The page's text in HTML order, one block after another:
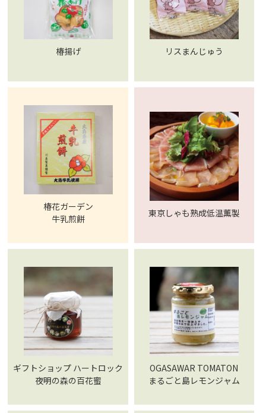
椿揚げ リスまんじゅう
椿花ガーデン
牛乳煎餅
東京しゃも熟成低温薫製
ギフトショップ ハートロック
夜明の森の百花蜜
OGASAWAR TOMATON
まるごと島レモンジャム